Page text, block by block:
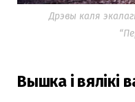
Дрэвы каля
Вышка і вялікі